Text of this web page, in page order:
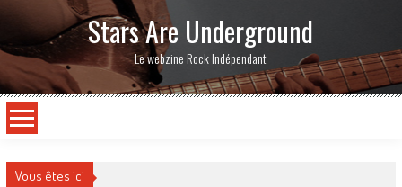
Stars Are Underground
Le webzine Rock Indépendant
Vous êtes ici